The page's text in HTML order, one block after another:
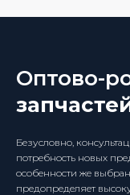
Оптово-
Безусловно,
потребность новых
особенности же
предопределяет